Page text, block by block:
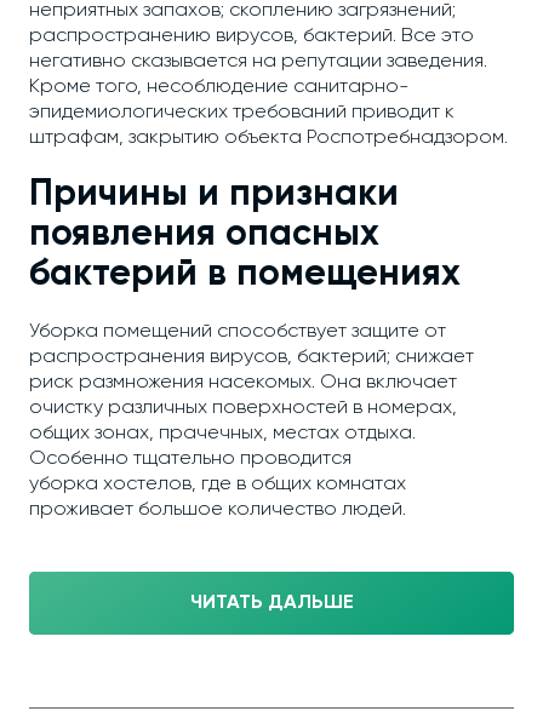
неприятных запахов; скоплению загрязнений;
распространению вирусов, бактерий. Все это
негативно сказывается на репутации заведения.
Кроме того, несоблюдение санитарно-
эпидемиологических требований приводит к
штрафам, закрытию объекта Роспотребнадзором.
Причины и признаки
появления опасных
бактерий в помещениях
Уборка помещений способствует защите от
распространения вирусов, бактерий; снижает
риск размножения насекомых. Она включает
очистку различных поверхностей в номерах,
общих зонах, прачечных, местах отдыха.
Особенно тщательно проводится
уборка хостелов, где в общих комнатах
проживает большое количество людей.
ЧИТАТЬ ДАЛЬШЕ